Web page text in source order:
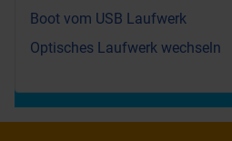
Boot vom USB Laufwerk
Optisches Laufwerk wechseln